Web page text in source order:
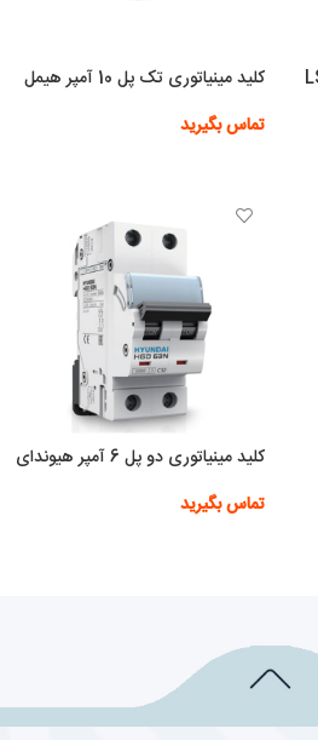
کلید مینیاتوری تک پل 10 آمپر هیمل
تماس بگیرید
کلید مینیاتوری دو پل 6 آمپر هیوندای
تماس بگیرید